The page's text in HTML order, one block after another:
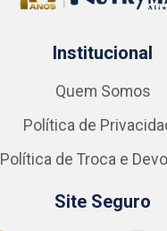
Institucional
Quem Somos
Política de
Política de Troca e
Site Seguro